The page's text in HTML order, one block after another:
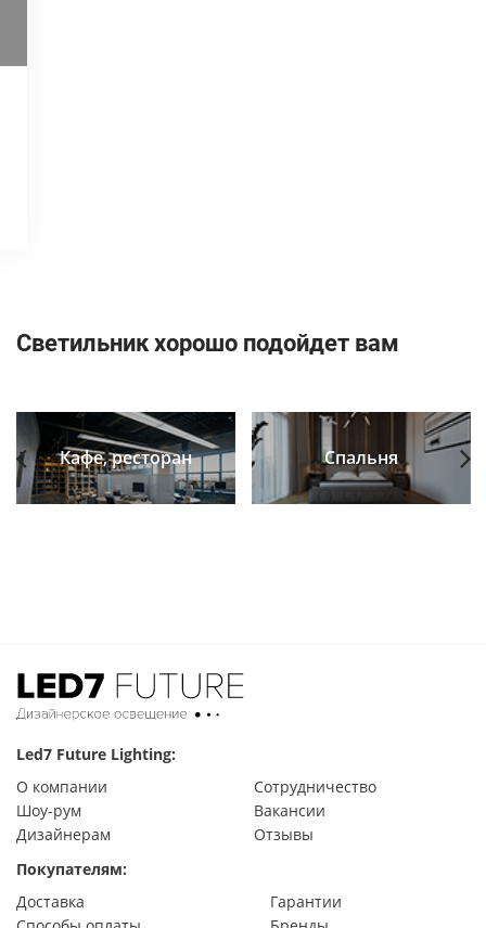
Светильник хорошо подойдет вам
Previous
Кафе, ресторан Спальня
Led7 Future Lighting:
О компании
Сотрудничество
Шоу-рум
Вакансии
Дизайнерам
Отзывы
Покупателям:
Доставка
Гарантии